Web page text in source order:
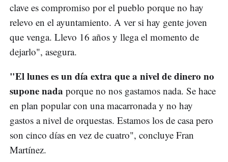
clave es compromiso por el pueblo porque no hay
relevo en el ayuntamiento. A ver si hay gente joven
que venga. Llevo 16 años y llega el momento de
dejarlo", asegura.
"El lunes es un día extra que a nivel de dinero no
supone nada porque no nos gastamos nada. Se hace
en plan popular con una macarronada y no hay
gastos a nivel de orquestas. Estamos los de casa pero
son cinco días en vez de cuatro", concluye Fran
Martínez.